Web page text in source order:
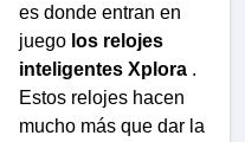
es donde entran en
juego los relojes
inteligentes Xplora .
Estos relojes hacen
mucho más que dar la